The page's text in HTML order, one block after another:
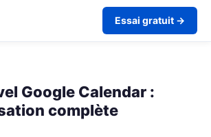
Essai gratuit →
Google Calendar :
complète